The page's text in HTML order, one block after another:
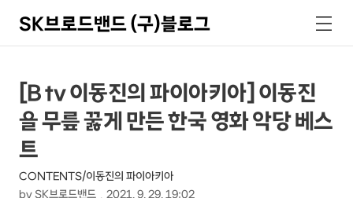
SK브로드밴드 (구)블로그
색
메
뉴
상
세
컨
텐
츠
본
문
제
목
[B tv 이동진의 파이아키아] 이동진
을 무릎 꿇게 만든 한국 영화 악당 베스
트
CONTENTS/이동진의 파이아키아
by SK브로드밴드 2021. 9. 29. 19:02